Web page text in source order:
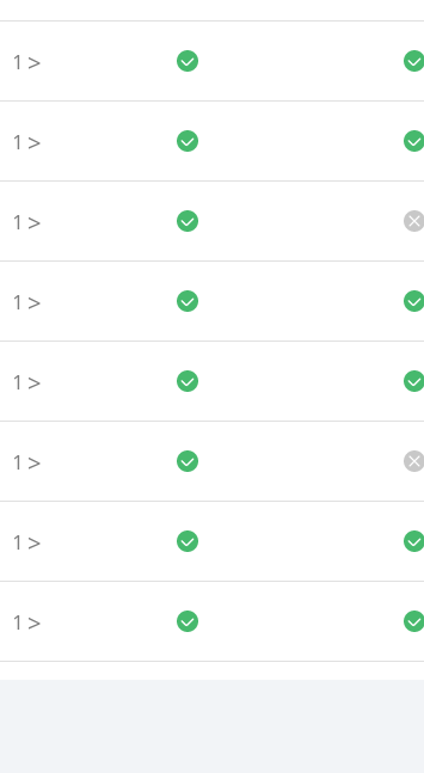
1 >
1 >
1 >
1 >
1 >
1 >
1 >
1 >